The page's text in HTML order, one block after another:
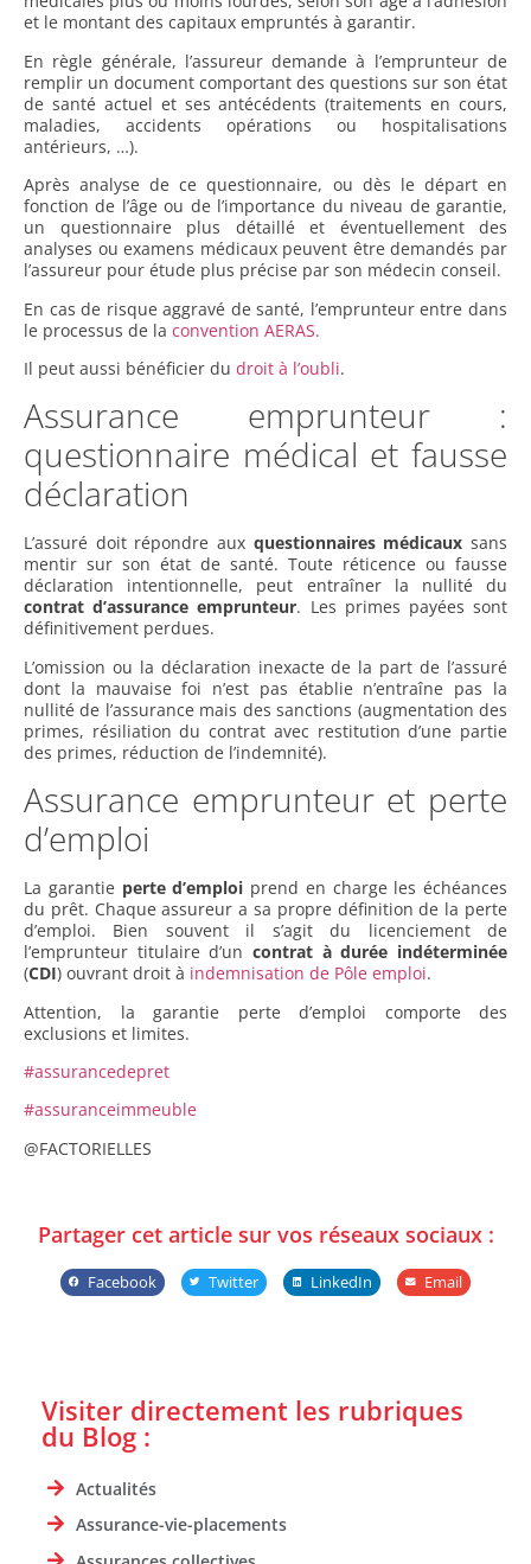
et le montant des capitaux empruntés à garantir.
En règle générale, l’assureur demande à l’emprunteur de
remplir un document comportant des questions sur son état
de santé actuel et ses antécédents (traitements en cours,
maladies, accidents opérations ou hospitalisations
antérieurs, …).
Après analyse de ce questionnaire, ou dès le départ en
fonction de l’âge ou de l’importance du niveau de garantie,
un questionnaire plus détaillé et éventuellement des
analyses ou examens médicaux peuvent être demandés par
l’assureur pour étude plus précise par son médecin conseil.
En cas de risque aggravé de santé, l’emprunteur entre dans
le processus de la convention AERAS.
Il peut aussi bénéficier du droit à l’oubli.
Assurance emprunteur :
questionnaire médical et fausse
déclaration
L’assuré doit répondre aux questionnaires médicaux sans
mentir sur son état de santé. Toute réticence ou fausse
déclaration intentionnelle, peut entraîner la nullité du
contrat d’assurance emprunteur. Les primes payées sont
définitivement perdues.
L’omission ou la déclaration inexacte de la part de l’assuré
dont la mauvaise foi n’est pas établie n’entraîne pas la
nullité de l’assurance mais des sanctions (augmentation des
primes, résiliation du contrat avec restitution d’une partie
des primes, réduction de l’indemnité).
Assurance emprunteur et perte
d’emploi
La garantie perte d’emploi prend en charge les échéances
du prêt. Chaque assureur a sa propre définition de la perte
d’emploi. Bien souvent il s’agit du licenciement de
l’emprunteur titulaire d’un contrat à durée indéterminée
(CDI) ouvrant droit à indemnisation de Pôle emploi.
Attention, la garantie perte d’emploi comporte des
exclusions et limites.
#assurancedepret
#assuranceimmeuble
@FACTORIELLES
Partager cet article sur vos réseaux sociaux :
Facebook Twitter LinkedIn Email
Visiter directement les rubriques
du Blog :
Actualités
Assurance-vie-placements